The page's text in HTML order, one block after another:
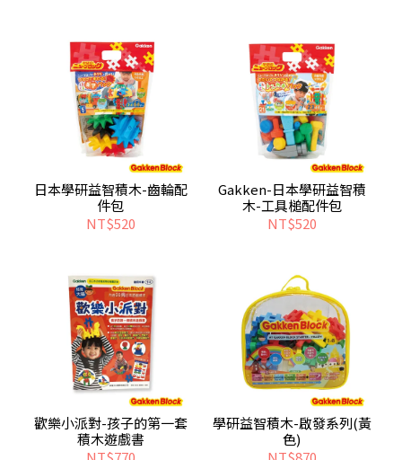
日本學研益智積木-齒輪配
件包
NT$520
Gakken-日本學研益智積
木-工具槌配件包
NT$520
歡樂小派對-孩子的第一套
積木遊戲書
學研益智積木-啟發系列(黃
色)